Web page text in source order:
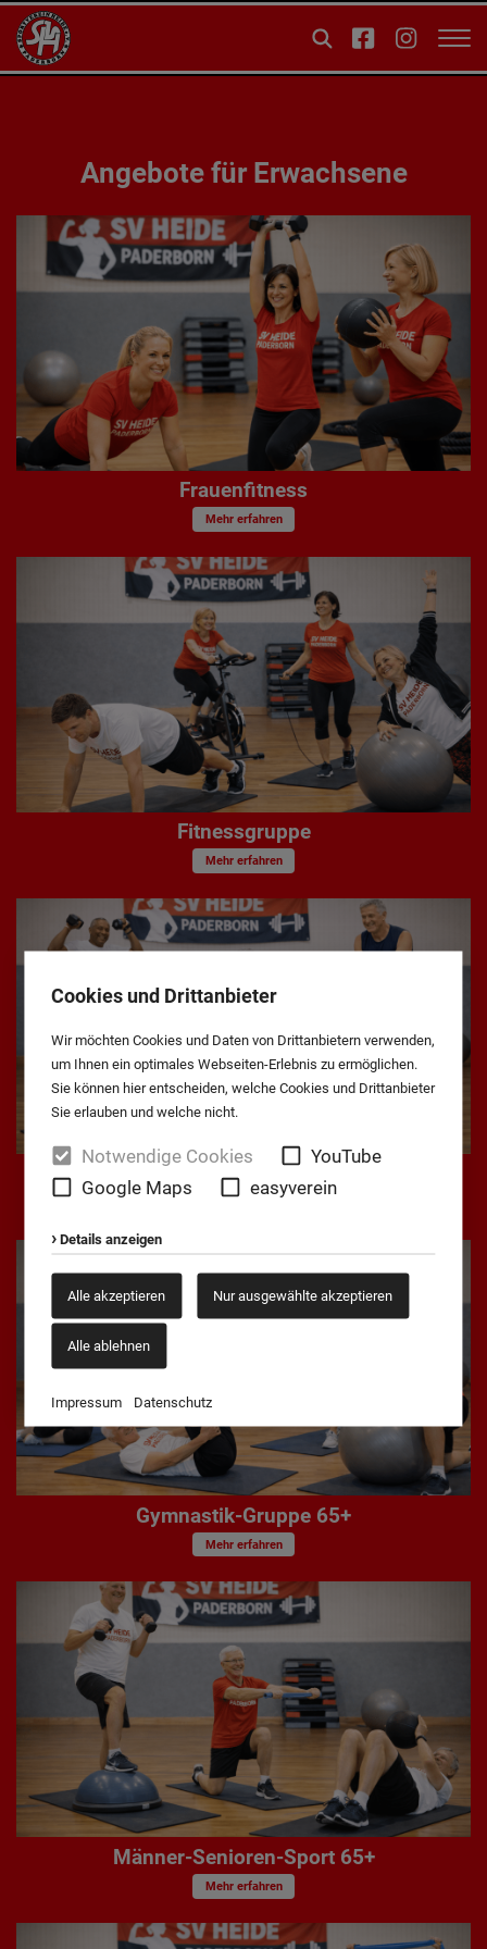
Cookies und Drittanbieter
Wir möchten Cookies und Daten von Drittanbietern verwenden,
um Ihnen ein optimales Webseiten-Erlebnis zu ermöglichen.
Sie können hier entscheiden, welche Cookies und Drittanbieter
Sie erlauben und welche nicht.
Notwendige Cookies
YouTube
Google Maps
easyverein
Details anzeigen
Alle akzeptieren Nur ausgewählte akzeptieren
Alle ablehnen
Impressum Datenschutz
Angebote für Erwachsene
Frauenfitness
Mehr erfahren
Fitnessgruppe
Mehr erfahren
Sportgruppe 65+
Gymnastik-Gruppe 65+
Mehr erfahren
Männer-Senioren-Sport 65+
Mehr erfahren